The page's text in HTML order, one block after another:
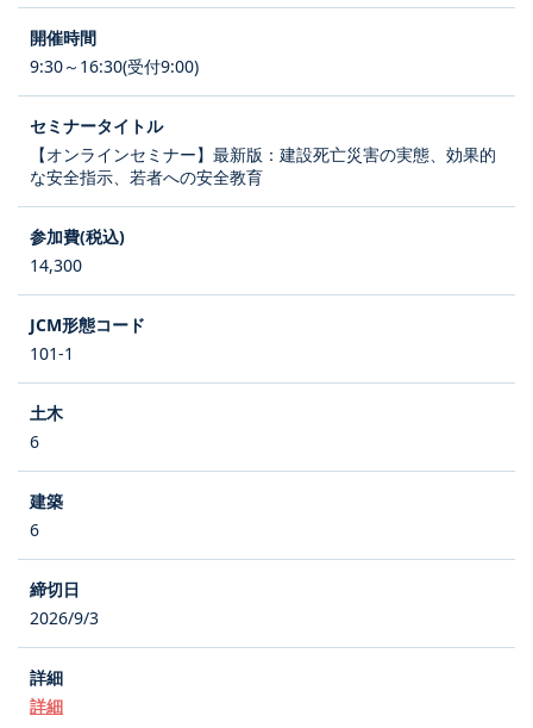
9:30～16:30(受付9:00)
【オンラインセミナー】最新版：建設死亡災害の実態、効果的
な安全指示、若者への安全教育
14,300
101-1
6
6
2026/9/3
詳細